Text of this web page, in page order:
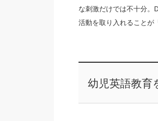
な刺激だけでは不十分。
活動を取り入れることが
幼児英語教育